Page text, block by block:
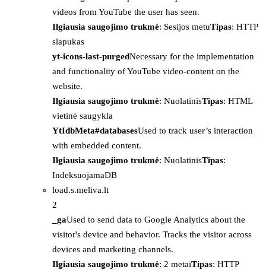
videos from YouTube the user has seen.
Ilgiausia saugojimo trukmė: Sesijos metuTipas: HTTP
slapukas
yt-icons-last-purgedNecessary for the implementation
and functionality of YouTube video-content on the
website.
Ilgiausia saugojimo trukmė: NuolatinisTipas: HTML
vietinė saugykla
YtIdbMeta#databasesUsed to track user’s interaction
with embedded content.
Ilgiausia saugojimo trukmė: NuolatinisTipas:
IndeksuojamaDB
load.s.meliva.lt
2
_gaUsed to send data to Google Analytics about the
visitor's device and behavior. Tracks the visitor across
devices and marketing channels.
Ilgiausia saugojimo trukmė: 2 metaiTipas: HTTP